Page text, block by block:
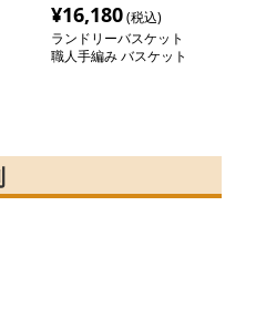
¥16,180(税込)
ランドリーバスケット
職人手編み バスケット